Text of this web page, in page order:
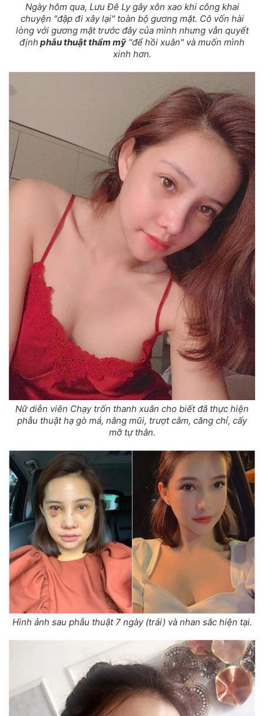
Ngày hôm qua, Lưu Đê Ly gây xôn xao khi công khai
chuyện "đập đi xây lại" toàn bộ gương mặt. Cô vốn hài
lòng với gương mặt trước đây của mình nhưng vẫn quyết
định phẫu thuật thẩm mỹ "để hồi xuân" và muốn mình
xinh hơn.
Nữ diễn viên Chạy trốn thanh xuân cho biết đã thực hiện
phẫu thuật hạ gò má, nâng mũi, trượt cằm, căng chỉ, cấy
mỡ tự thân.
Hình ảnh sau phẫu thuật 7 ngày (trái) và nhan sắc hiện tại.